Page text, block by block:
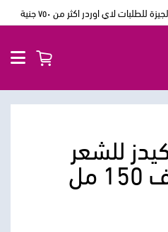
لاي اوردر اكثر من ٧٥٠ جنية
للشعر
العادي و الجاف 150 مل